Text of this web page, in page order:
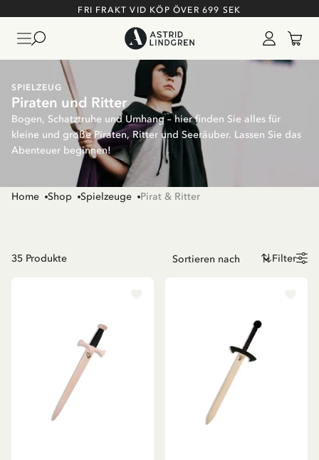
FRI FRAKT VID KÖP ÖVER 699 SEK
SPIELZEUG
Piraten und Ritter
Bogen, Schatztruhe und Umhang – hier finden Sie alles für
kleine und große Piraten, Ritter und Seeräuber. Lassen Sie das
Abenteuer beginnen!
Home Shop Spielzeuge Pirat & Ritter
35 Produkte Filter